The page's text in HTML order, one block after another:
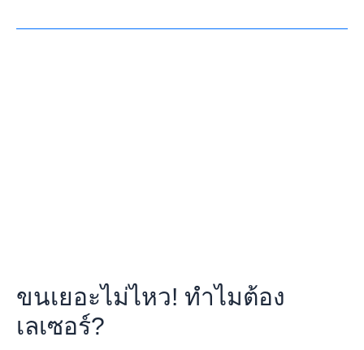
ขนเยอะไม่ไหว! ทำไมต้อง
เลเซอร์?